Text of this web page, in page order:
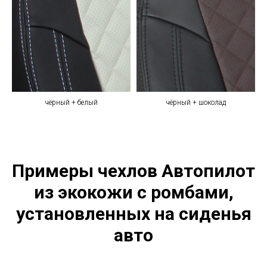
чёрный + белый чёрный + шоколад
Примеры чехлов Автопилот
из экокожи с ромбами,
установленных на сиденья
авто